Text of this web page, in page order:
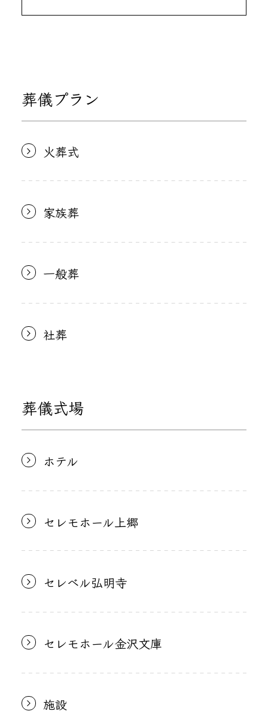
葬儀プラン
火葬式
家族葬
一般葬
社葬
葬儀式場
ホテル
セレモホール上郷
セレベル弘明寺
セレモホール金沢文庫
施設